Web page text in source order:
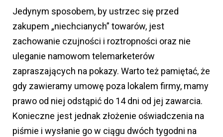
Jedynym sposobem, by ustrzec się przed
zakupem „niechcianych” towarów, jest
zachowanie czujności i roztropności oraz nie
uleganie namowom telemarketerów
zapraszających na pokazy. Warto też pamiętać, że
gdy zawieramy umowę poza lokalem firmy, mamy
prawo od niej odstąpić do 14 dni od jej zawarcia.
Konieczne jest jednak złożenie oświadczenia na
piśmie i wysłanie go w ciągu dwóch tygodni na